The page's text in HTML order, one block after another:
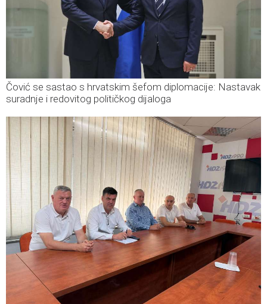
Čović se sastao s hrvatskim šefom diplomacije: Nastavak
suradnje i redovitog političkog dijaloga